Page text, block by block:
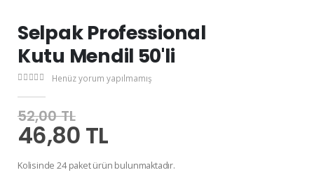
Selpak Professional
Kutu Mendil 50'li
Henüz yorum yapılmamış
52,00 TL
46,80 TL
Kolisinde 24 paket ürün bulunmaktadır.